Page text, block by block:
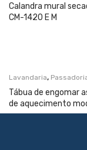
Calandra mural
CM-1420 E M
Lavandaria,
Tábua de engomar
de aquecimento